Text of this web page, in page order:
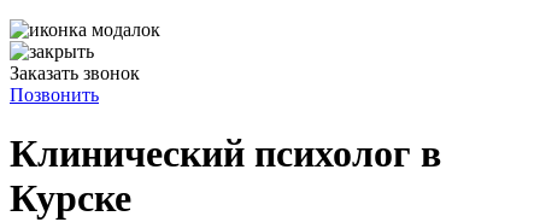
Заказать звонок
Позвонить
Клинический психолог в
Курске